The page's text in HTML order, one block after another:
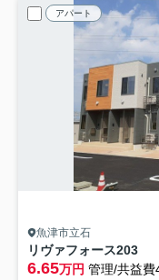
アパート
魚津市立石
リヴァフォース203
6.65万円 管理/共益費